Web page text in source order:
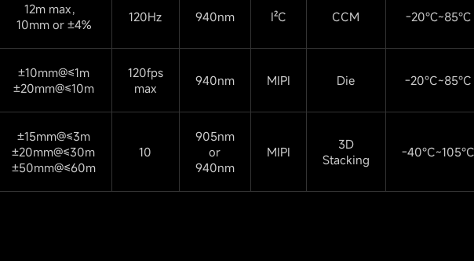
12m max，
10mm or ±4%
120Hz 940nm I²C CCM -20℃~85℃
±10mm@≤1m
±20mm@≤10m
120fps
max
940nm MIPI Die -20°C~85°C
±15mm@≤3m
±20mm@≤30m
±50mm@≤60m
10
905nm
or
940nm
MIPI
3D
Stacking
-40°C~105°C